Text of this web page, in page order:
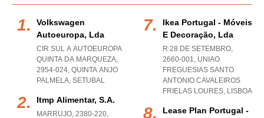
Volkswagen
Autoeuropa, Lda
CIR SUL A AUTOEUROPA
QUINTA DA MARQUEZA,
2954-024, QUINTA ANJO
PALMELA, SETUBAL
Itmp Alimentar, S.a.
MARRUJO, 2380-220,
Ikea Portugal - Móveis
E Decoração, Lda
R 28 DE SETEMBRO,
2660-001, UNIAO
FREGUESIAS SANTO
ANTONIO CAVALEIROS
FRIELAS LOURES, LISBOA
Lease Plan Portugal -